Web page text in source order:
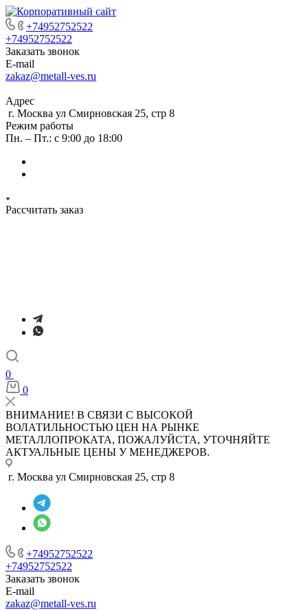
+74952752522
+74952752522
Заказать звонок
E-mail
zakaz@metall-ves.ru
Адрес
г. Москва ул Смирновская 25, стр 8
Режим работы
Пн. – Пт.: с 9:00 до 18:00
Рассчитать заказ
0
0
ВНИМАНИЕ! В СВЯЗИ С ВЫСОКОЙ
ВОЛАТИЛЬНОСТЬЮ ЦЕН НА РЫНКЕ
МЕТАЛЛОПРОКАТА, ПОЖАЛУЙСТА, УТОЧНЯЙТЕ
АКТУАЛЬНЫЕ ЦЕНЫ У МЕНЕДЖЕРОВ.
г. Москва ул Смирновская 25, стр 8
+74952752522
+74952752522
Заказать звонок
E-mail
zakaz@metall-ves.ru